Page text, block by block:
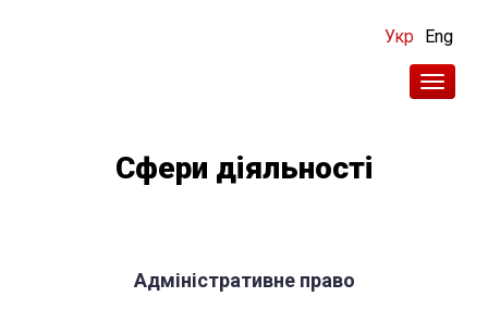
Укр Eng
Сфери діяльності
Адміністративне право